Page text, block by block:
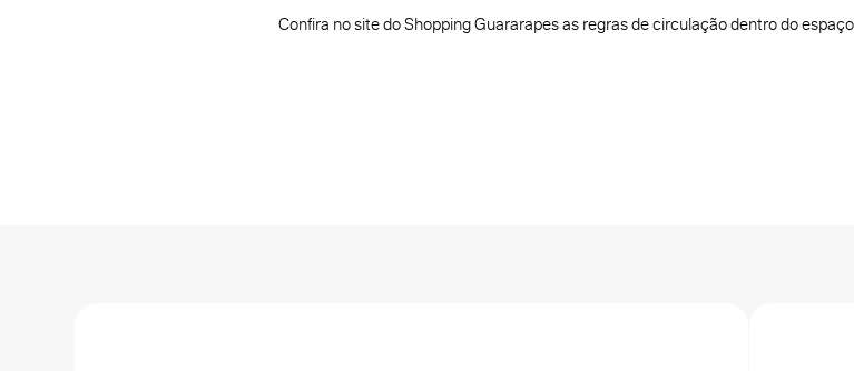
Confira no site do Shopping Guararapes as regras de circulação dentro do